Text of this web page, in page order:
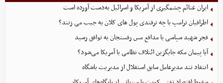
ایران غنائم چشمگیری از آمریکا و اسرائیل به‌دست آورده است
اطرافیان ترامپ با چه ترفندی پول های کلان به جیب می زنند؟
فجر شهید سپاسی با مدافع مس رفسنجان به توافق رسید
آیا پیمان مکه جایگزین ائتلاف نظامی با آمریکا می‌شود؟
انتقاد تند مدیرعامل سابق استقلال از مدیریت باشگاه